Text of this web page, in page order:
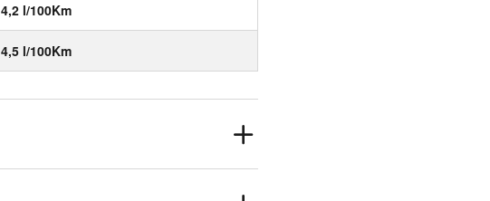
4,2 l/100Km
4,5 l/100Km